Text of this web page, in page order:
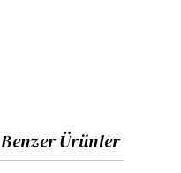
Benzer Ürünler